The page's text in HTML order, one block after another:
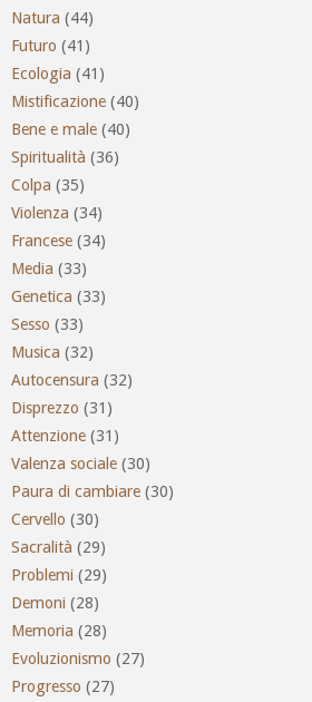
Natura (44)
Futuro (41)
Ecologia (41)
Mistificazione (40)
Bene e male (40)
Spiritualità (36)
Colpa (35)
Violenza (34)
Francese (34)
Media (33)
Genetica (33)
Sesso (33)
Musica (32)
Autocensura (32)
Disprezzo (31)
Attenzione (31)
Valenza sociale (30)
Paura di cambiare (30)
Cervello (30)
Sacralità (29)
Problemi (29)
Demoni (28)
Memoria (28)
Evoluzionismo (27)
Progresso (27)